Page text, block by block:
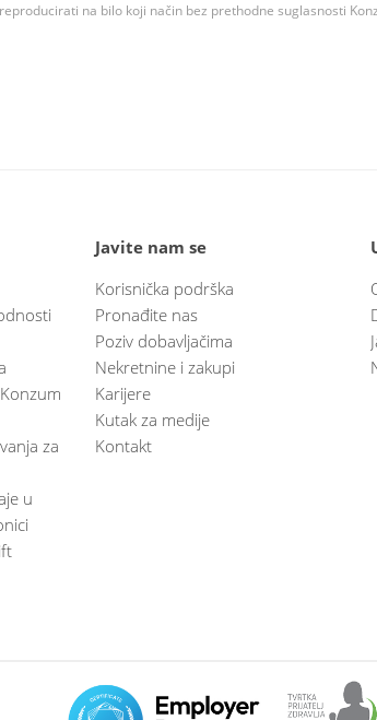
na bilo koji način bez prethodne suglasnosti
za
u
Javite nam se
Korisnička podrška
Pronađite nas
Poziv dobavljačima
Nekretnine i zakupi
Karijere
Kutak za medije
Kontakt